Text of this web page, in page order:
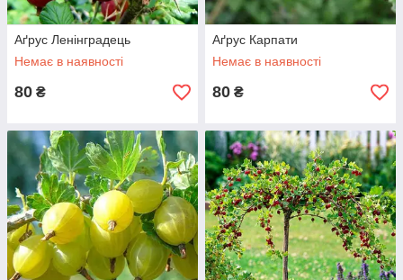
Аґрус Ленінградець
Немає в наявності
80 ₴
Аґрус Карпати
Немає в наявності
80 ₴